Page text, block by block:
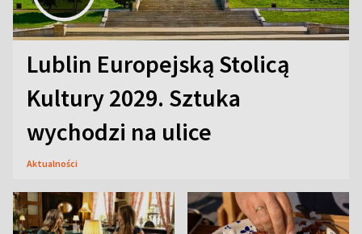
Lublin Europejską Stolicą
Kultury 2029. Sztuka
wychodzi na ulice
Aktualności